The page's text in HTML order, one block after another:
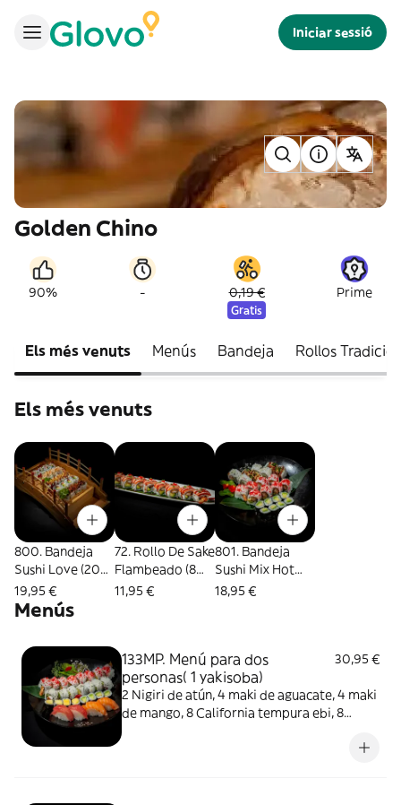
Iniciar sessió
Golden Chino
90% - 0,19 €
Gratis
Prime
Els més venuts Menús Bandeja Rollos
Els més venuts
800. Bandeja
Sushi Love (20
Uds.)
19,95 €
72. Rollo De Sake
Flambeado (8
Uds.)
11,95 €
801. Bandeja
Sushi Mix Hot
Box (24 Uds.)
18,95 €
Menús
133MP. Menú para dos
personas( 1 yakisoba)
30,95 €
2 Nigiri de atún, 4 maki de aguacate, 4 maki
de mango, 8 California tempura ebi, 8